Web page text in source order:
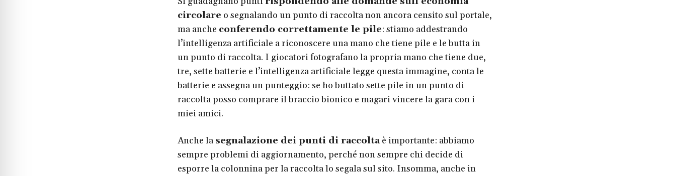
circolare o segnalando un punto di raccolta non ancora censito sul portale,
ma anche conferendo correttamente le pile: stiamo addestrando
l’intelligenza artificiale a riconoscere una mano che tiene pile e le butta in
un punto di raccolta. I giocatori fotografano la propria mano che tiene due,
tre, sette batterie e l’intelligenza artificiale legge questa immagine, conta le
batterie e assegna un punteggio: se ho buttato sette pile in un punto di
raccolta posso comprare il braccio bionico e magari vincere la gara con i
miei amici.
Anche la segnalazione dei punti di raccoltaè importante: abbiamo
sempre problemi di aggiornamento, perché non sempre chi decide di
esporre la colonnina per la raccolta lo segala sul sito. Insomma, anche in